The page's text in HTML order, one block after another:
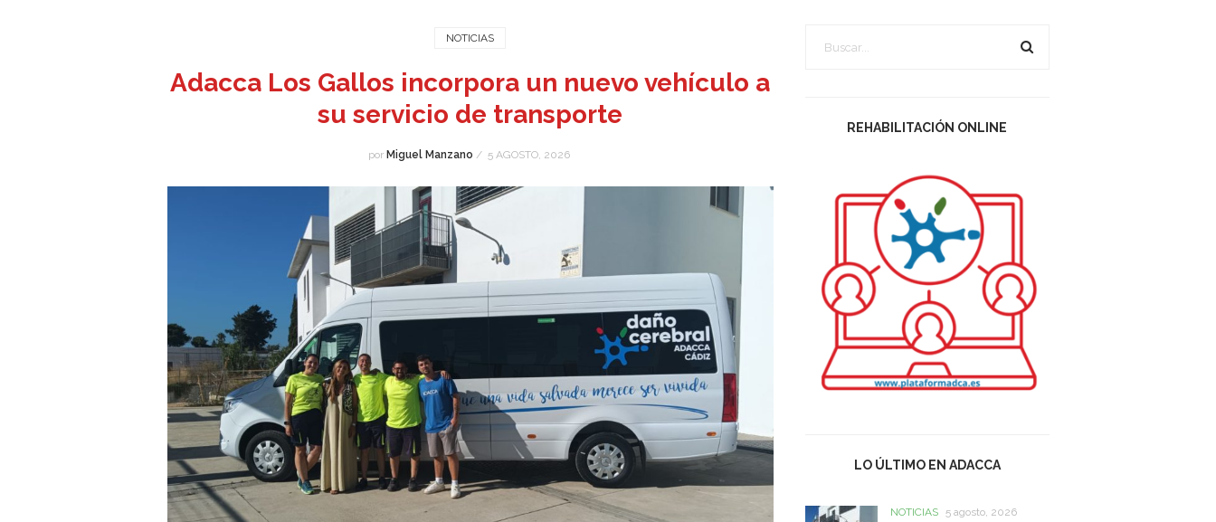
NOTICIAS
Adacca Los Gallos incorpora un nuevo vehículo a
su servicio de transporte
por Miguel Manzano / 5 AGOSTO, 2026
REHABILITACIÓN ONLINE
LO ÚLTIMO EN ADACCA
NOTICIAS 5 agosto, 2026